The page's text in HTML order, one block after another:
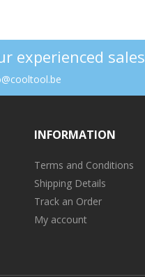
experienced
INFORMATION
Terms and Conditions
Shipping Details
Track an Order
My account